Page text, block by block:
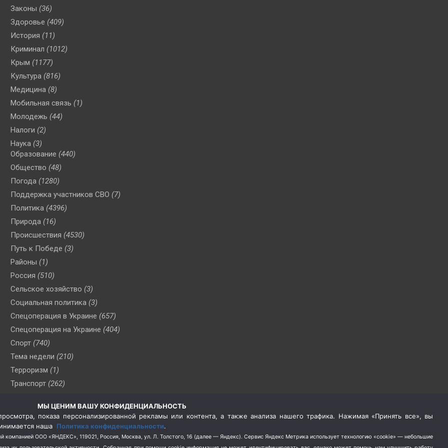
Законы (36)
Здоровье (409)
История (11)
Криминал (1012)
Крым (1177)
Культура (816)
Медицина (8)
Мобильная связь (1)
Молодежь (44)
Налоги (2)
Наука (3)
Образование (440)
Общество (48)
Погода (1280)
Поддержка участников СВО (7)
Политика (4396)
Природа (16)
Происшествия (4530)
Путь к Победе (3)
Районы (1)
Россия (510)
Сельское хозяйство (3)
Социальная политика (3)
Спецоперация в Украине (657)
Спецоперация на Украине (404)
Спорт (740)
Тема недели (210)
Терроризм (1)
Транспорт (262)
(76)
Цены (2)
Школа и спорт (2)
МЫ ЦЕНИМ ВАШУ КОНФИДЕНЦИАЛЬНОСТЬ
показа персонализированной рекламы или контента, а также анализа нашего трафика. Нажимая «Принять все», вы
наша Политика конфиденциальности.
компанией ООО «ЯНДЕКС», 119021, Россия, Москва, ул. Л. Толстого, 16 (далее — Яндекс). Сервис Яндекс Метрика использует технологию «cookie» — небольшие